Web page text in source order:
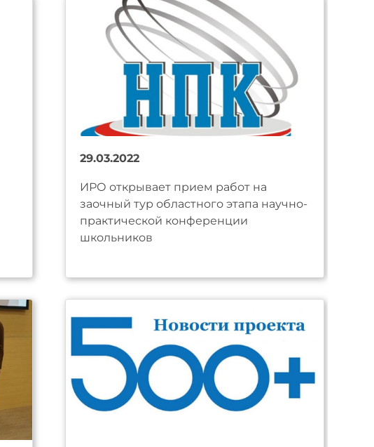
29.03.2022
ИРО открывает прием работ на
заочный тур областного этапа научно-
практической конференции
школьников